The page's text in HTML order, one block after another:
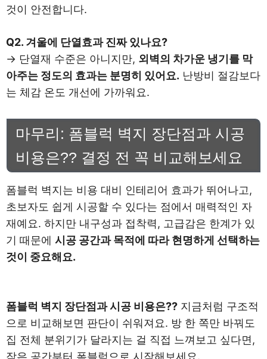
것이 안전합니다.
Q2. 겨울에 단열효과 진짜 있나요?
→ 단열재 수준은 아니지만, 외벽의 차가운 냉기를 막
아주는 정도의 효과는 분명히 있어요. 난방비 절감보다
는 체감 온도 개선에 가까워요.
마무리: 폼블럭 벽지 장단점과 시공
비용은?? 결정 전 꼭 비교해보세요
폼블럭 벽지는 비용 대비 인테리어 효과가 뛰어나고,
초보자도 쉽게 시공할 수 있다는 점에서 매력적인 자
재예요. 하지만 내구성과 접착력, 고급감은 한계가 있
기 때문에 시공 공간과 목적에 따라 현명하게 선택하는
것이 중요해요.
폼블럭 벽지 장단점과 시공 비용은?? 지금처럼 구조적
으로 비교해보면 판단이 쉬워져요. 방 한 쪽만 바꿔도
집 전체 분위기가 달라지는 걸 직접 느껴보고 싶다면,
작은 공간부터 폼블럭으로 시작해보세요.